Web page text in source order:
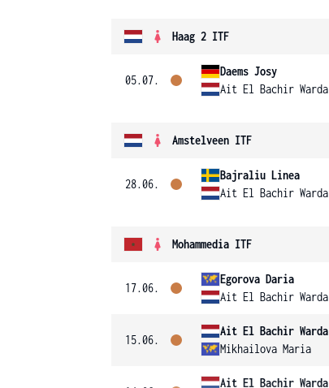
Haag 2 ITF
05.07.
Daems Josy
Ait El Bachir Warda
Amstelveen ITF
28.06.
Bajraliu Linea
Ait El Bachir Warda
Mohammedia ITF
17.06.
Egorova Daria
Ait El Bachir Warda
15.06.
Ait El Bachir Warda
Mikhailova Maria
Ait El Bachir Warda